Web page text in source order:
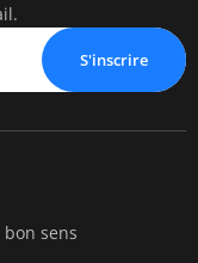
S'inscrire
sens